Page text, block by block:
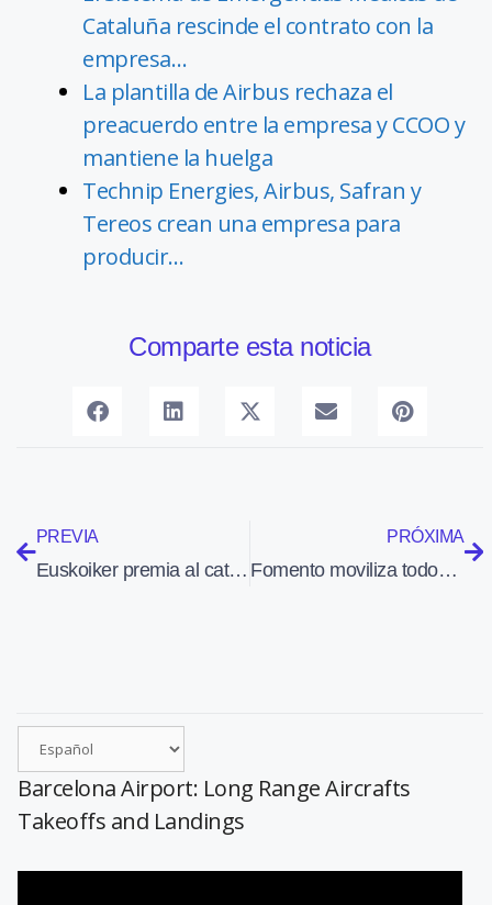
Cataluña rescinde el contrato con la
empresa…
La plantilla de Airbus rechaza el
preacuerdo entre la empresa y CCOO y
mantiene la huelga
Technip Energies, Airbus, Safran y
Tereos crean una empresa para
producir…
Comparte esta noticia
PREVIA
Euskoiker premia al catedrático Juan Manuel Gutiérrez-Zorilla por un contrato de investigación con ITP
PRÓXIMA
Fomento moviliza todos los medios disponibles para la búsqueda de los tres tripulantes siniestrado en el mar cerca de Almería
Barcelona Airport: Long Range Aircrafts
Takeoffs and Landings